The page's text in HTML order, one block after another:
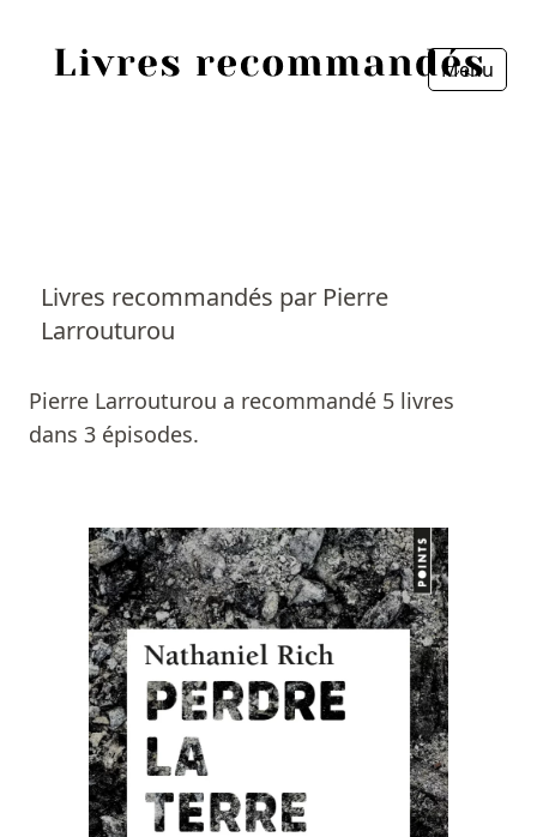
Menu
Livres recommandés par Pierre
Larrouturou
Pierre Larrouturou a recommandé 5 livres
dans 3 épisodes.
Personnes
Livres
Prix littéraires
Fermer